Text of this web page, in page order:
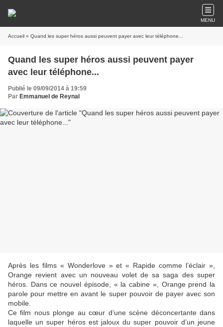
MENU
Accueil » Quand les super héros aussi peuvent payer avec leur téléphone...
Quand les super héros aussi peuvent payer
avec leur téléphone...
Publié le 09/09/2014 à 19:59
Par Emmanuel de Reynal
Après les films « Wonderlove » et « Rapide comme l’éclair »,
Orange revient avec un nouveau volet de sa saga des super
héros. Dans ce nouvel épisode, « la cabine », Orange prend la
parole pour mettre en avant le super pouvoir de payer avec son
mobile.
Ce film nous plonge au cœur d’une scène déconcertante dans
laquelle un super héros est jaloux du super pouvoir d’un jeune